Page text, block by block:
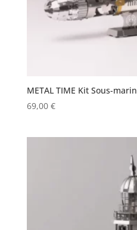
METAL TIME Kit Sous-marin
69,00 €